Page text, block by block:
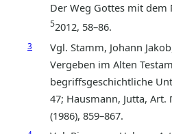
Der Weg Gottes mit dem
52012, 58–86.
3
Vgl. Stamm, Johann
Vergeben im Alten
begriffsgeschichtliche
47; Hausmann, Jutta, Art. סָלַח, in: ThWAT 5
(1986), 859–867.